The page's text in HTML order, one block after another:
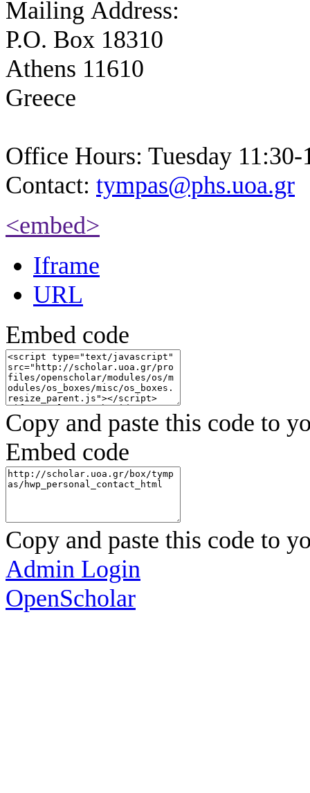
Mailing Address:
P.O. Box 18310
Athens 11610
Greece
Office Hours: Tuesday 11:30-
Contact: tympas@phs.uoa.gr
<embed>
Iframe
URL
Embed code
Copy and paste this code to
Embed code
Copy and paste this code to
Admin Login
OpenScholar